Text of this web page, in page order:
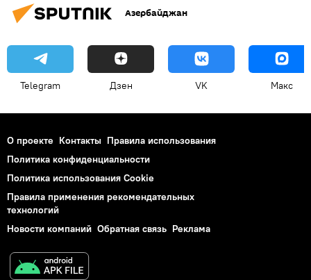
Азербайджан
Telegram Дзен VK Макс
О проекте Контакты Правила использования
Политика конфиденциальности
Политика использования Cookie
Правила применения рекомендательных
технологий
Новости компаний Обратная связь Реклама